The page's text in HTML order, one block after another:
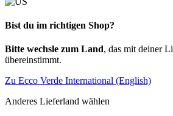
Bist du im richtigen Shop?
Bitte wechsle zum Land, das mit deiner
übereinstimmt.
Zu Ecco Verde International (English)
Anderes Lieferland wählen